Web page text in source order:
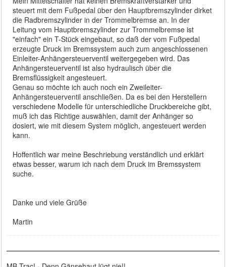
steuert mit dem Fußpedal über den Hauptbremszylinder dirket
die Radbremszylinder in der Trommelbremse an. In der
Leitung vom Hauptbremszylinder zur Trommelbremse ist
"einfach" ein T-Stück eingebaut, so daß der vom Fußpedal
erzeugte Druck im Bremssystem auch zum angeschlossenen
Einleiter-Anhängersteuerventil weitergegeben wird. Das
Anhängersteuerventil ist also hydraulisch über die
Bremsflüssigkeit angesteuert.
Genau so möchte ich auch noch ein Zweileiter-
Anhängersteuerventil anschließen. Da es bei den Herstellern
verschiedene Modelle für unterschiedliche Druckbereiche gibt,
muß ich das Richtige auswählen, damit der Anhänger so
dosiert, wie mit diesem System möglich, angesteuert werden
kann.
Hoffentlich war meine Beschriebung verständlich und erklärt
etwas besser, warum ich nach dem Druck im Bremssystem
suche.
Danke und viele Grüße
Martin